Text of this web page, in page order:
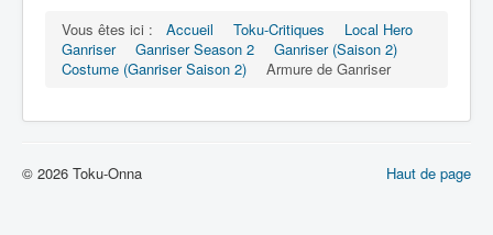
Série
Lieux
Vous êtes ici : Accueil Toku-Critiques
Local Hero
Ganriser
Ganriser Season 2
Ganriser (Saison 2)
Costume (Ganriser Saison 2)
Armure de Ganriser
Haut de page
© 2026 Toku-Onna